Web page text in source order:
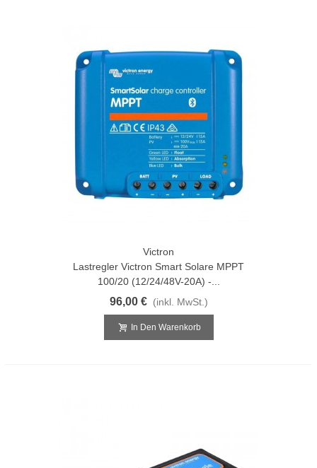
Victron
Lastregler Victron Smart Solare MPPT
100/20 (12/24/48V-20A) -...
96,00 € (inkl. MwSt.)
In Den Warenkorb